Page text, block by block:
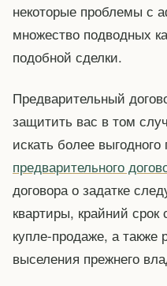
некоторые проблемы с
множество подводных
подобной сделки.
Предварительный
защитить вас в том
искать более выгодного
предварительного
договора о задатке
квартиры, крайний
купле-продаже, а также
выселения прежнего